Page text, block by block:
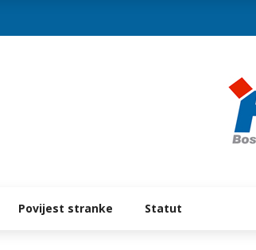
Povijest stranke Statut